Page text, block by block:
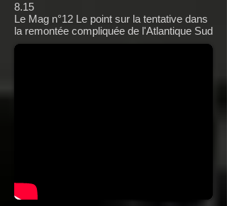
8.15
Le Mag n°12 Le point sur la tentative dans
la remontée compliquée de l'Atlantique Sud